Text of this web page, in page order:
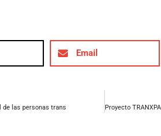
Email
de las personas trans